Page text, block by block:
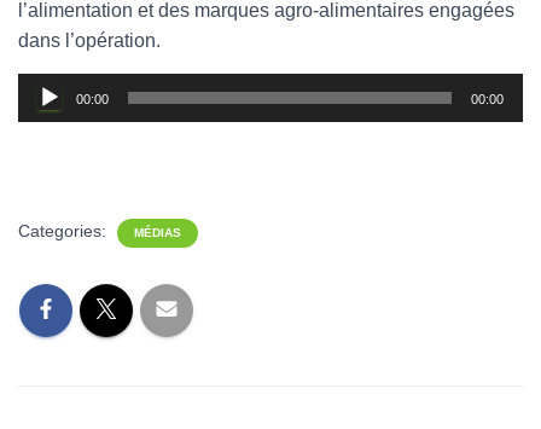
l’alimentation et des marques agro-alimentaires engagées
dans l’opération.
Lecteur
audio
00:00 00:00
Categories: MÉDIAS